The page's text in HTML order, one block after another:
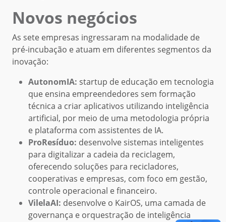
Novos negócios
As sete empresas ingressaram na modalidade de
pré-incubação e atuam em diferentes segmentos da
inovação:
AutonomIA: startup de educação em tecnologia
que ensina empreendedores sem formação
técnica a criar aplicativos utilizando inteligência
artificial, por meio de uma metodologia própria
e plataforma com assistentes de IA.
ProResíduo: desenvolve sistemas inteligentes
para digitalizar a cadeia da reciclagem,
oferecendo soluções para recicladores,
cooperativas e empresas, com foco em gestão,
controle operacional e financeiro.
VilelaAI: desenvolve o KairOS, uma camada de
governança e orquestração de inteligência